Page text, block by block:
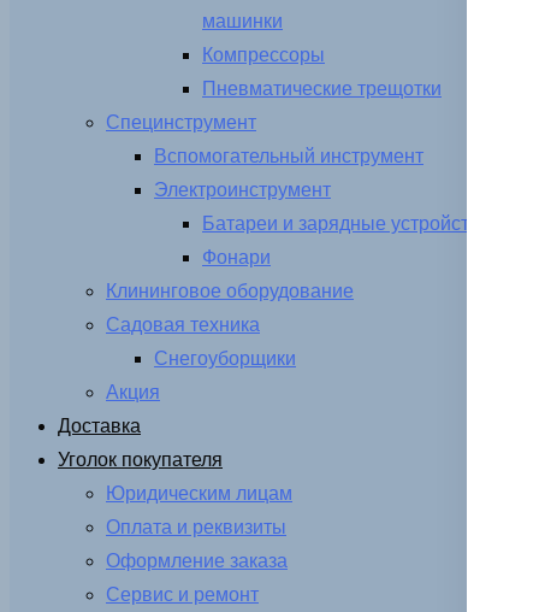
машинки
Компрессоры
Пневматические трещотки
Специнструмент
Вспомогательный инструмент
Электроинструмент
Батареи и зарядные устройства
Фонари
Клининговое оборудование
Садовая техника
Снегоуборщики
Акция
Доставка
Уголок покупателя
Юридическим лицам
Оплата и реквизиты
Оформление заказа
Сервис и ремонт